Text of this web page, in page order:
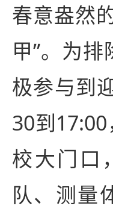
春意盎然
甲”。为
极参与到
30到
校大门口
队、测量